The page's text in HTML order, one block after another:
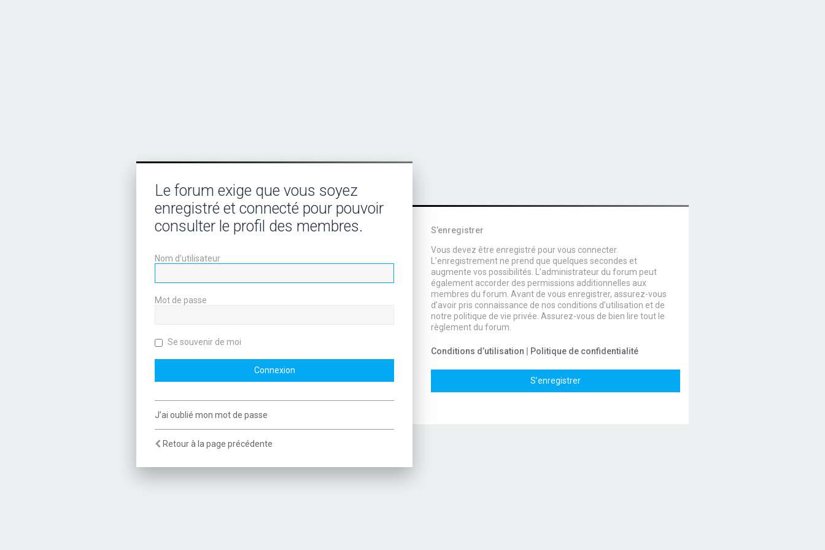
Le forum exige que vous soyez
enregistré et connecté pour pouvoir
consulter le profil des membres.
Nom d’utilisateur
Mot de passe
Se souvenir de moi
J’ai oublié mon mot de passe
Retour à la page précédente
S’enregistrer
Vous devez être enregistré pour vous connecter.
L’enregistrement ne prend que quelques secondes et
augmente vos possibilités. L’administrateur du forum peut
également accorder des permissions additionnelles aux
membres du forum. Avant de vous enregistrer, assurez-vous
d’avoir pris connaissance de nos conditions d’utilisation et de
notre politique de vie privée. Assurez-vous de bien lire tout le
règlement du forum.
Conditions d’utilisation | Politique de confidentialité
S’enregistrer